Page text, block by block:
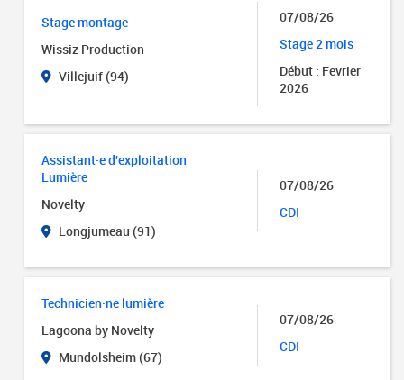
Stage montage
Wissiz Production
Villejuif (94)
07/08/26
Stage 2 mois
Début : Fevrier
2026
Assistant·e d'exploitation
Lumière
Novelty
Longjumeau (91)
07/08/26
CDI
Technicien·ne lumière
Lagoona by Novelty
Mundolsheim (67)
07/08/26
CDI